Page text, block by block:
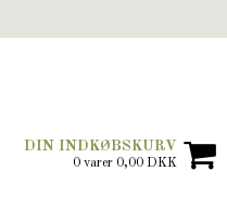
DIN INDKØBSKURV
0 varer 0,00 DKK